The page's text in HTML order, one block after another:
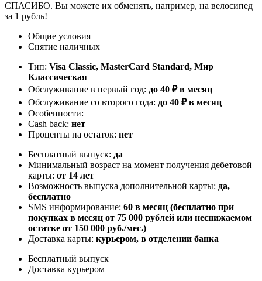
СПАСИБО. Вы можете их обменять, например, на велосипед
за 1 рубль!
Общие условия
Снятие наличных
Тип: Visa Classic, MasterСard Standard, Мир
Классическая
Обслуживание в первый год: до 40 ₽ в месяц
Обслуживание со второго года: до 40 ₽ в месяц
Особенности:
Cash back: нет
Проценты на остаток: нет
Бесплатный выпуск: да
Минимальный возраст на момент получения дебетовой
карты: от 14 лет
Возможность выпуска дополнительной карты: да,
бесплатно
SMS информирование: 60 в месяц (бесплатно при
покупках в месяц от 75 000 рублей или неснижаемом
остатке от 150 000 руб./мес.)
Доставка карты: курьером, в отделении банка
Бесплатный выпуск
Доставка курьером